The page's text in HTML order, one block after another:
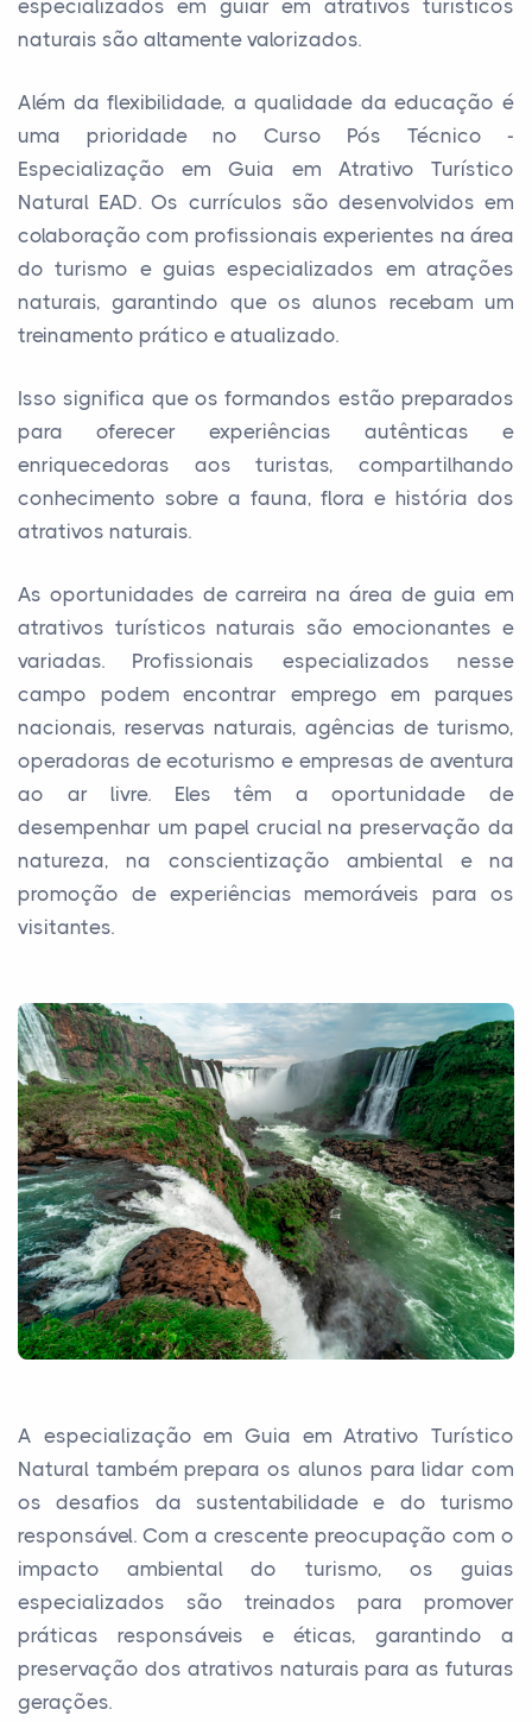
especializados em guiar em atrativos turísticos
naturais são altamente valorizados.
Além da flexibilidade, a qualidade da educação é
uma prioridade no Curso Pós Técnico -
Especialização em Guia em Atrativo Turístico
Natural EAD. Os currículos são desenvolvidos em
colaboração com profissionais experientes na área
do turismo e guias especializados em atrações
naturais, garantindo que os alunos recebam um
treinamento prático e atualizado.
Isso significa que os formandos estão preparados
para oferecer experiências autênticas e
enriquecedoras aos turistas, compartilhando
conhecimento sobre a fauna, flora e história dos
atrativos naturais.
As oportunidades de carreira na área de guia em
atrativos turísticos naturais são emocionantes e
variadas. Profissionais especializados nesse
campo podem encontrar emprego em parques
nacionais, reservas naturais, agências de turismo,
operadoras de ecoturismo e empresas de aventura
ao ar livre. Eles têm a oportunidade de
desempenhar um papel crucial na preservação da
natureza, na conscientização ambiental e na
promoção de experiências memoráveis para os
visitantes.
A especialização em Guia em Atrativo Turístico
Natural também prepara os alunos para lidar com
os desafios da sustentabilidade e do turismo
responsável. Com a crescente preocupação com o
impacto ambiental do turismo, os guias
especializados são treinados para promover
práticas responsáveis e éticas, garantindo a
preservação dos atrativos naturais para as futuras
gerações.